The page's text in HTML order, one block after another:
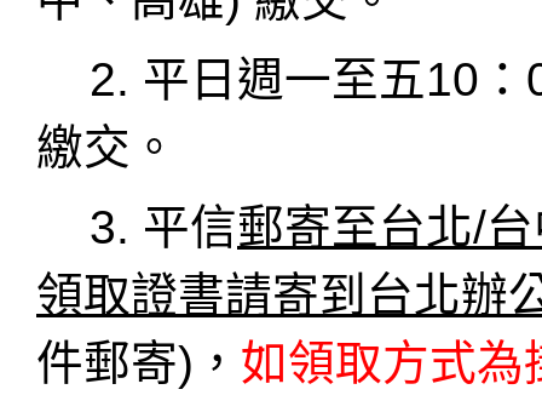
2. 平日週一至五10 ：
繳交。
3. 平信郵寄至台北/
領取證書請寄到台北辦
件郵寄)， 如領取方式為